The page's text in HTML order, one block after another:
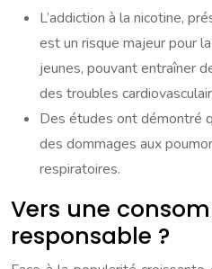
L’addiction à la nicotine,
est un risque majeur pour
jeunes, pouvant entraîner
des troubles
Des études ont démontré
des dommages aux
respiratoires.
Vers une
responsable ?